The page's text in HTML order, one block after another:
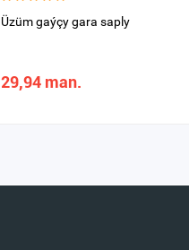
Üzüm gaýçy gara saply
29,94 man.